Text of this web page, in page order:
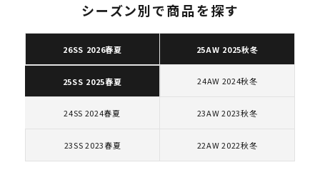
シーズン別で商品を探す
26SS 2026春夏 25AW 2025秋冬
25SS 2025春夏 24AW 2024秋冬
24SS 2024春夏 23AW 2023秋冬
23SS 2023春夏 22AW 2022秋冬